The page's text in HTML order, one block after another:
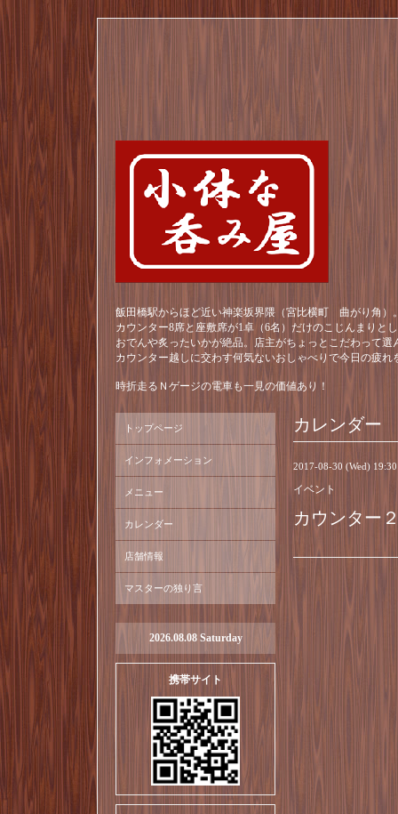
飯田橋駅からほど近い神楽坂界隈（宮比横町 曲がり角）
カウンター8席と座敷席が1卓（6名）だけのこじんまりと
おでんや炙ったいかが絶品。店主がちょっとこだわって
カウンター越しに交わす何気ないおしゃべりで今日の疲れ
時折走るＮゲージの電車も一見の価値あり！
カレンダー
2017-08-30 (Wed)
イベント
カウンター
トップページ
インフォメーション
メニュー
カレンダー
店舗情報
マスターの独り言
2026.08.08 Saturday
携帯サイト